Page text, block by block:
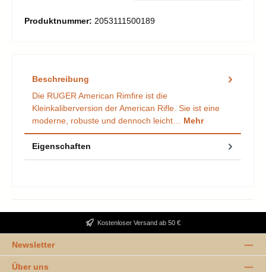
Produktnummer: 2053111500189
Beschreibung
Die RUGER American Rimfire ist die
Kleinkaliberversion der American Rifle. Sie ist eine
moderne, robuste und dennoch leicht… Mehr
Eigenschaften
Kostenloser Versand ab 50 €
Newsletter
Über uns